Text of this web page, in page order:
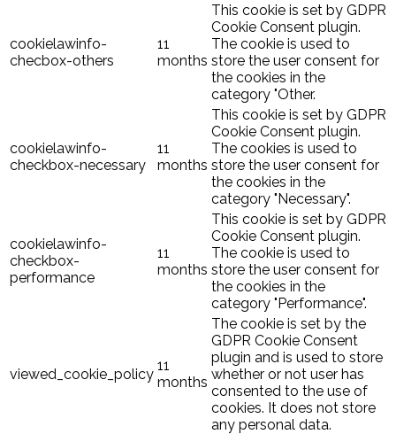
cookielawinfo-
checbox-others
11
months
This cookie is set by GDPR
Cookie Consent plugin.
The cookie is used to
store the user consent for
the cookies in the
category "Other.
cookielawinfo-
checkbox-necessary
11
months
This cookie is set by GDPR
Cookie Consent plugin.
The cookies is used to
store the user consent for
the cookies in the
category "Necessary".
cookielawinfo-
checkbox-
performance
11
months
This cookie is set by GDPR
Cookie Consent plugin.
The cookie is used to
store the user consent for
the cookies in the
category "Performance".
viewed_cookie_policy
11
months
The cookie is set by the
GDPR Cookie Consent
plugin and is used to store
whether or not user has
consented to the use of
cookies. It does not store
any personal data.